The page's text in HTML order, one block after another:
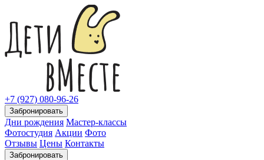
+7 (927) 080-96-26
Забронировать
Дни рождения Мастер-классы
Фотостудия Акции Фото
Отзывы Цены Контакты
Забронировать